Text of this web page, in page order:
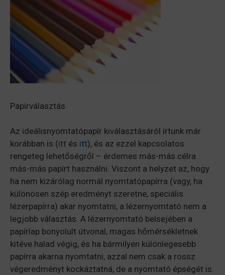
Papírválasztás
Az ideálisnyomtatópapír kiválasztásáról írtunk már
korábban is (itt és itt), és az ezzel kapcsolatos
rengeteg lehetőségről – érdemes más-más célra
más-más papírt használni. Viszont a helyzet az, hogy
ha nem kizárólag normál nyomtatópapírra (vagy, ha
különösen szép eredményt szeretne, speciális
lézerpapírra) akar nyomtatni, a lézernyomtató nem a
legjobb választás. A lézernyomtató belsejében a
papírlap bonyolult útvonal, magas hőmérsékletnek
kitéve halad végig, és ha bármilyen különlegesebb
papírra akarna nyomtatni, azzal nem csak a rossz
végeredményt kockáztatná, de a nyomtató épségét is.